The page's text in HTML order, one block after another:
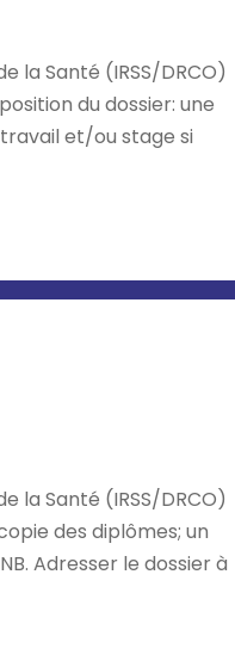
la Santé (IRSS/DRCO)
du dossier: une
et/ou stage si
la Santé (IRSS/DRCO)
des diplômes; un
Adresser le dossier à